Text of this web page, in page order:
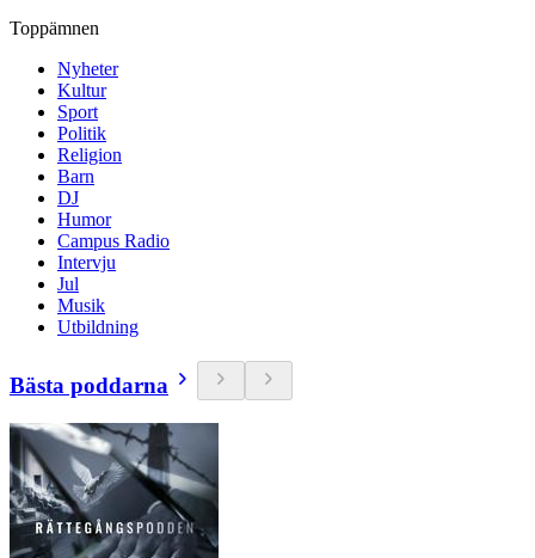
Toppämnen
Nyheter
Kultur
Sport
Politik
Religion
Barn
DJ
Humor
Campus Radio
Intervju
Jul
Musik
Utbildning
Bästa poddarna